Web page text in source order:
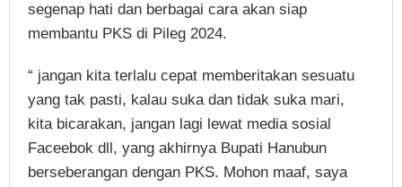
segenap hati dan berbagai cara akan siap
membantu PKS di Pileg 2024.
“ jangan kita terlalu cepat memberitakan sesuatu
yang tak pasti, kalau suka dan tidak suka mari,
kita bicarakan, jangan lagi lewat media sosial
Faceebok dll, yang akhirnya Bupati Hanubun
berseberangan dengan PKS. Mohon maaf, saya